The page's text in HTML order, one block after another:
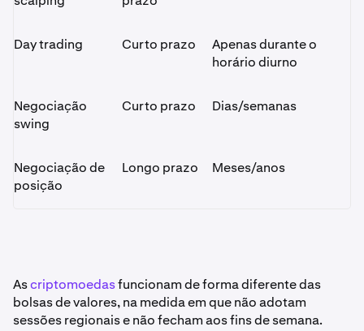
Day trading Curto prazo
Apenas durante o
horário diurno
Negociação
swing
Curto prazo Dias/semanas
Negociação de
posição
Longo prazo Meses/anos
Ascriptomoedasfuncionam de forma diferente das
bolsas de valores, na medida em que não adotam
sessões regionais e não fecham aos fins de semana.